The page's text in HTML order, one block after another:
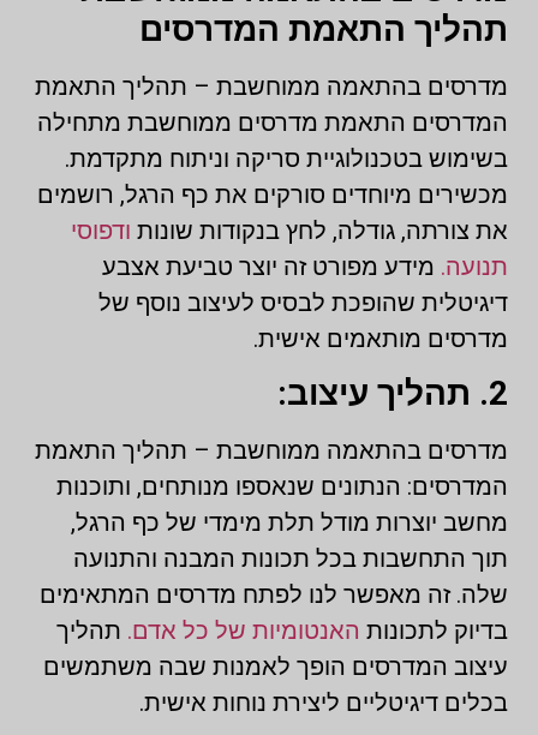
תהליך התאמת המדרסים
מדרסים בהתאמה ממוחשבת – תהליך התאמת
המדרסים התאמת מדרסים ממוחשבת מתחילה
בשימוש בטכנולוגיית סריקה וניתוח מתקדמת.
מכשירים מיוחדים סורקים את כף הרגל, רושמים
את צורתה, גודלה, לחץ בנקודות שונות ודפוסי
תנועה. מידע מפורט זה יוצר טביעת אצבע
דיגיטלית שהופכת לבסיס לעיצוב נוסף של
מדרסים מותאמים אישית.
2. תהליך עיצוב:
מדרסים בהתאמה ממוחשבת – תהליך התאמת
המדרסים: הנתונים שנאספו מנותחים, ותוכנות
מחשב יוצרות מודל תלת מימדי של כף הרגל,
תוך התחשבות בכל תכונות המבנה והתנועה
שלה. זה מאפשר לנו לפתח מדרסים המתאימים
בדיוק לתכונות האנטומיות של כל אדם. תהליך
עיצוב המדרסים הופך לאמנות שבה משתמשים
בכלים דיגיטליים ליצירת נוחות אישית.